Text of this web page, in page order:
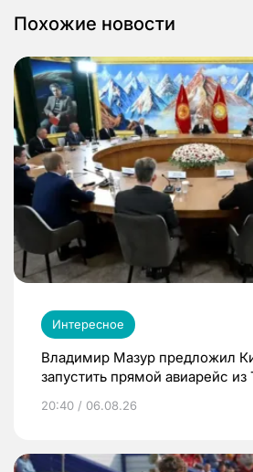
Похожие новости
Интересное
Владимир Мазур предложил
запустить прямой авиарейс
20:40 / 06.08.26